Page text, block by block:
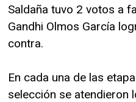
Saldaña tuvo 2 votos a
Gandhi Olmos García
contra.
En cada una de las
selección se atendieron